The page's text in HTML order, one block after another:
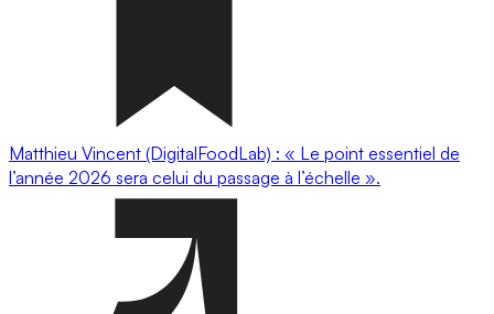
Matthieu Vincent (DigitalFoodLab) : « Le point essentiel de
l’année 2026 sera celui du passage à l’échelle ».